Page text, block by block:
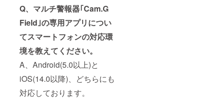
Q、マルチ警報器｢Cam.G
Field｣の専用アプリについ
てスマートフォンの対応環
境を教えてください。
A、Android(5.0以上)と
iOS(14.0以降)、どちらにも
対応しております。